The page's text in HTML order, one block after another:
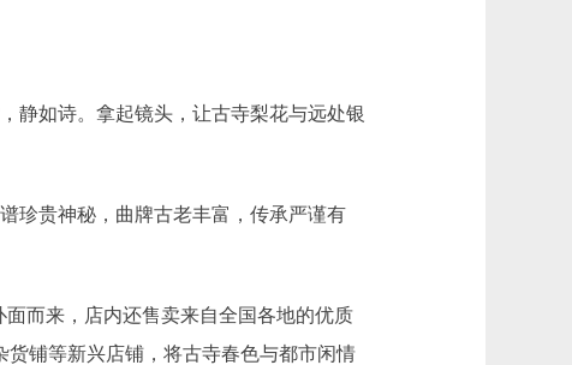
如诗。拿起镜头，让古寺梨花与远处银
珍贵神秘，曲牌古老丰富，传承严谨有
而来，店内还售卖来自全国各地的优质
铺等新兴店铺，将古寺春色与都市闲情